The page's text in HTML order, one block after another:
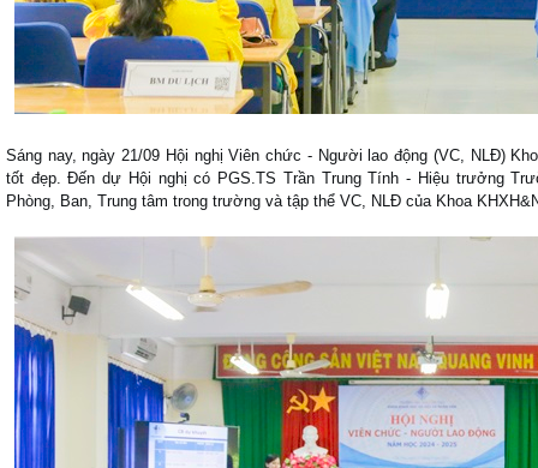
Sáng nay, ngày 21/09 Hội nghị Viên chức - Người lao động (VC, NLĐ)
tốt đẹp. Đến dự Hội nghị có PGS.TS Trần Trung Tính - Hiệu trưởng
Phòng, Ban, Trung tâm trong trường và tập thể VC, NLĐ của Khoa